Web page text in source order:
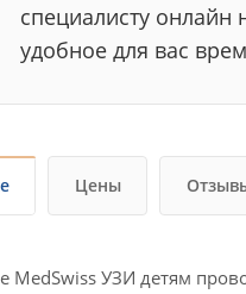
специалисту онлайн
удобное для вас
Цены
MedSwiss УЗИ детям